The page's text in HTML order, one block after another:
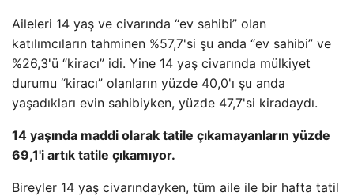
Aileleri 14 yaş ve civarında “ev sahibi” olan
katılımcıların tahminen %57,7'si şu anda “ev sahibi” ve
%26,3'ü “kiracı” idi. Yine 14 yaş civarında mülkiyet
durumu “kiracı” olanların yüzde 40,0'ı şu anda
yaşadıkları evin sahibiyken, yüzde 47,7'si kiradaydı.
14 yaşında maddi olarak tatile çıkamayanların yüzde
69,1'i artık tatile çıkamıyor.
Bireyler 14 yaş civarındayken, tüm aile ile bir hafta tatil